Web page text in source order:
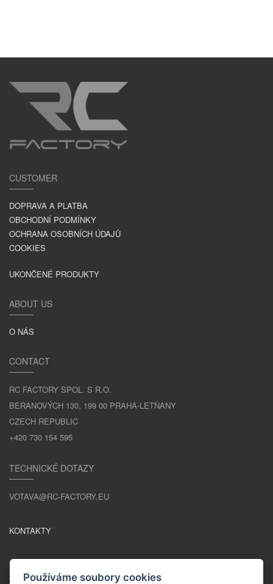
CUSTOMER
DOPRAVA A PLATBA
OBCHODNÍ PODMÍNKY
OCHRANA OSOBNÍCH ÚDAJŮ
COOKIES
UKONČENÉ PRODUKTY
ABOUT US
O NÁS
CONTACT
RC FACTORY SPOL. S R.O.
BERANOVÝCH 130, 199 00 PRAHA-LETŇANY
CZECH REPUBLIC
+420 730 154 595
TECHNICKÉ DOTAZY
VOTAVA@RC-FACTORY.EU
KONTAKTY
ZŮSTAŇME V KONTAKTU
Používáme soubory cookies